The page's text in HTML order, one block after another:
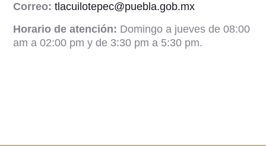
Correo: tlacuilotepec@puebla.gob.mx
Horario de atención: Domingo a jueves de 08:00
am a 02:00 pm y de 3:30 pm a 5:30 pm.